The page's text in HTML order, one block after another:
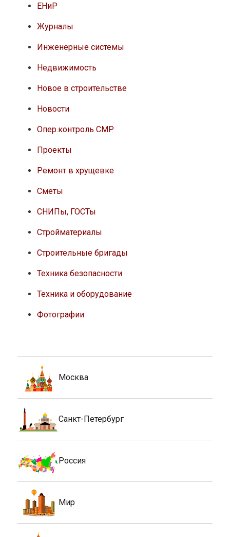
ЕНиР
Журналы
Инженерные системы
Недвижимость
Новое в строительстве
Новости
Опер.контроль СМР
Проекты
Ремонт в хрущевке
Сметы
СНИПы, ГОСТы
Стройматериалы
Строительные бригады
Техника безопасности
Техника и оборудование
Фотографии
Москва
Санкт-Петербург
Россия
Мир